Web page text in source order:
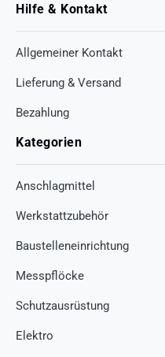
Hilfe & Kontakt
Allgemeiner Kontakt
Lieferung & Versand
Bezahlung
Kategorien
Anschlagmittel
Werkstattzubehör
Baustelleneinrichtung
Messpflöcke
Schutzausrüstung
Elektro